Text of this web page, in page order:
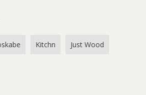
Kitchn Just Wood